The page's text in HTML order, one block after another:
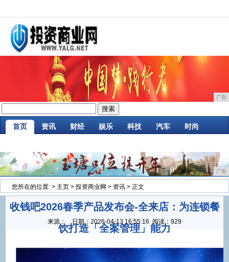
广告
首页 资讯 财经 娱乐 科技 汽车 时尚
广告
您所在的位置: > 主页 > 投资商业网 > 资讯 > 正文
收钱吧2026春季产品发布会-全来店：为连锁餐
饮打造「全案管理」能力
来源： 日期： 2026-04-13 16:55:16 阅读：929